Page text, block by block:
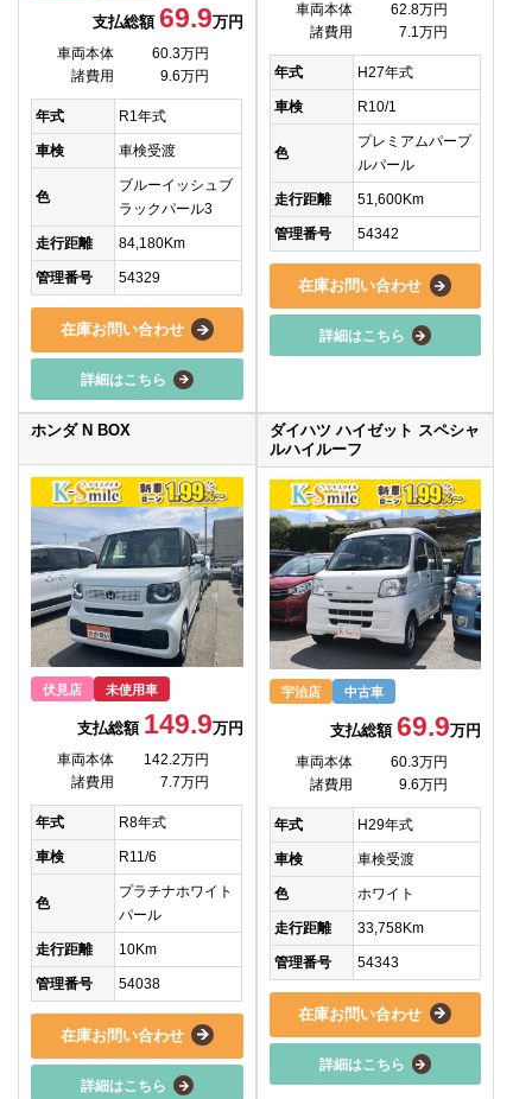
支払総額 69.9万円
車両本体
60.3万円
諸費用
9.6万円
年式 R1年式
車検 車検受渡
色
ブルーイッシュブ
ラックパール3
走行距離 84,180Km
管理番号 54329
在庫お問い合わせ
詳細はこちら
車両本体
62.8万円
諸費用
7.1万円
年式 H27年式
車検 R10/1
色
プレミアムパープ
ルパール
走行距離 51,600Km
管理番号 54342
在庫お問い合わせ
詳細はこちら
ホンダ N BOX
伏見店 未使用車
支払総額 149.9万円
車両本体
142.2万円
諸費用
7.7万円
年式 R8年式
車検 R11/6
色
プラチナホワイト
パール
走行距離 10Km
管理番号 54038
在庫お問い合わせ
詳細はこちら
ダイハツ ハイゼット スペシャ
ルハイルーフ
宇治店 中古車
支払総額69.9万円
車両本体
60.3万円
諸費用
9.6万円
年式 H29年式
車検 車検受渡
色 ホワイト
走行距離 33,758Km
管理番号 54343
在庫お問い合わせ
詳細はこちら